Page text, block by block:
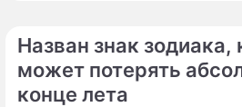
Назван знак зодиака,
может потерять
конце лета